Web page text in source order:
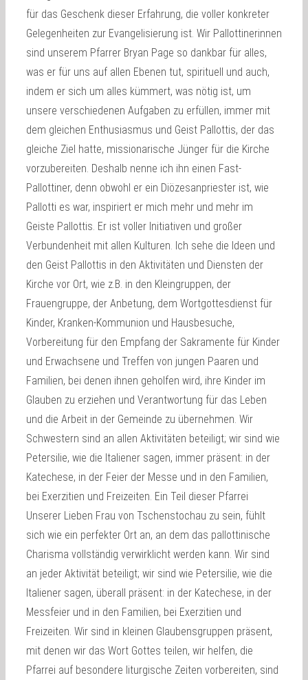
für das Geschenk dieser Erfahrung, die voller konkreter
Gelegenheiten zur Evangelisierung ist. Wir Pallottinerinnen
sind unserem Pfarrer Bryan Page so dankbar für alles,
was er für uns auf allen Ebenen tut, spirituell und auch,
indem er sich um alles kümmert, was nötig ist, um
unsere verschiedenen Aufgaben zu erfüllen, immer mit
dem gleichen Enthusiasmus und Geist Pallottis, der das
gleiche Ziel hatte, missionarische Jünger für die Kirche
vorzubereiten. Deshalb nenne ich ihn einen Fast-
Pallottiner, denn obwohl er ein Diözesanpriester ist, wie
Pallotti es war, inspiriert er mich mehr und mehr im
Geiste Pallottis. Er ist voller Initiativen und großer
Verbundenheit mit allen Kulturen. Ich sehe die Ideen und
den Geist Pallottis in den Aktivitäten und Diensten der
Kirche vor Ort, wie z.B. in den Kleingruppen, der
Frauengruppe, der Anbetung, dem Wortgottesdienst für
Kinder, Kranken-Kommunion und Hausbesuche,
Vorbereitung für den Empfang der Sakramente für Kinder
und Erwachsene und Treffen von jungen Paaren und
Familien, bei denen ihnen geholfen wird, ihre Kinder im
Glauben zu erziehen und Verantwortung für das Leben
und die Arbeit in der Gemeinde zu übernehmen. Wir
Schwestern sind an allen Aktivitäten beteiligt; wir sind wie
Petersilie, wie die Italiener sagen, immer präsent: in der
Katechese, in der Feier der Messe und in den Familien,
bei Exerzitien und Freizeiten. Ein Teil dieser Pfarrei
Unserer Lieben Frau von Tschenstochau zu sein, fühlt
sich wie ein perfekter Ort an, an dem das pallottinische
Charisma vollständig verwirklicht werden kann. Wir sind
an jeder Aktivität beteiligt; wir sind wie Petersilie, wie die
Italiener sagen, überall präsent: in der Katechese, in der
Messfeier und in den Familien, bei Exerzitien und
Freizeiten. Wir sind in kleinen Glaubensgruppen präsent,
mit denen wir das Wort Gottes teilen, wir helfen, die
Pfarrei auf besondere liturgische Zeiten vorbereiten, sind